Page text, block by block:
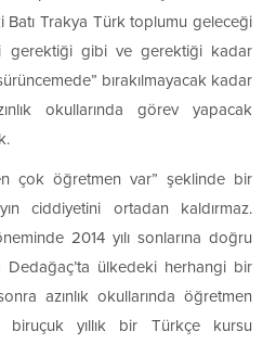
Batı Trakya Türk toplumu geleceği
gerektiği gibi ve gerektiği kadar
bırakılmayacak kadar
okullarında görev yapacak
çok öğretmen var” şeklinde bir
ciddiyetini ortadan kaldırmaz.
2014 yılı sonlarına doğru
ülkedeki herhangi bir
azınlık okullarında öğretmen
yıllık bir Türkçe kursu